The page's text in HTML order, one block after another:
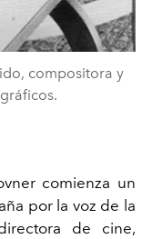
compositora y
comienza un
por la voz de la
de cine,